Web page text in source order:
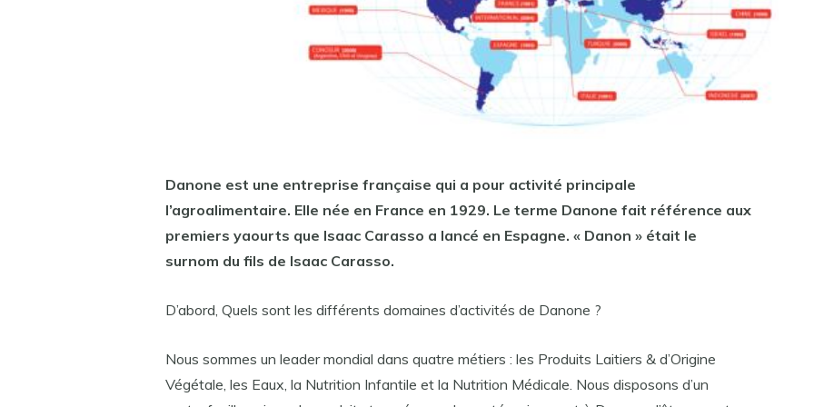
Danone est une entreprise française qui a pour activité principale
l’agroalimentaire. Elle née en France en 1929. Le terme Danone fait référence aux
premiers yaourts que Isaac Carasso a lancé en Espagne. « Danon » était le
surnom du fils de Isaac Carasso.
D’abord, Quels sont les différents domaines d’activités de Danone ?
Nous sommes un leader mondial dans quatre métiers : les Produits Laitiers & d’Origine
Végétale, les Eaux, la Nutrition Infantile et la Nutrition Médicale. Nous disposons d’un